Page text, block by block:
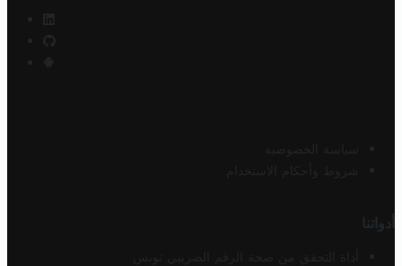
سياسة الخصوصية
شروط وأحكام الاستخدام
أدواتنا
أداة التحقق من صحة الرقم الضريبي تونس